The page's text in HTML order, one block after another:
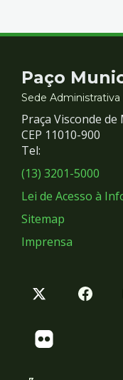
e
Redes
Sociais
Paço
Sede Administrativa
Praça Visconde de
CEP 11010-900
Tel:
(13) 3201-5000
Lei de Acesso à
Sitemap
Imprensa